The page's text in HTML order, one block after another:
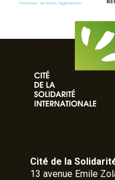
Cité de la
13 avenue Emile